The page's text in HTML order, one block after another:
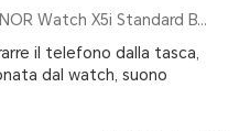
Da HONOR Watch X5i Standard BT 8MB+128MB Black
il telefono dalla tasca,
dal watch, suono